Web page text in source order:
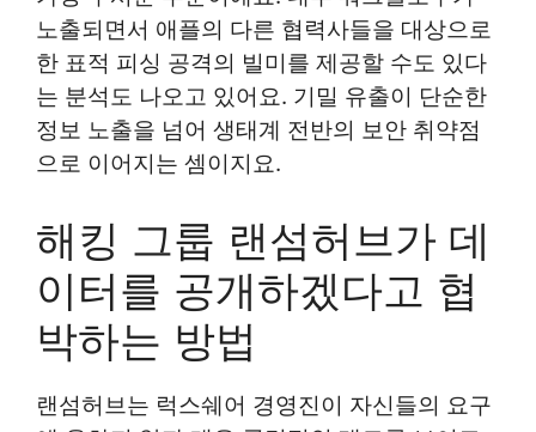
노출되면서 애플의 다른 협력사들을 대상으로
한 표적 피싱 공격의 빌미를 제공할 수도 있다
는 분석도 나오고 있어요. 기밀 유출이 단순한
정보 노출을 넘어 생태계 전반의 보안 취약점
으로 이어지는 셈이지요.
해킹 그룹 랜섬허브가 데
이터를 공개하겠다고 협
박하는 방법
랜섬허브는 럭스쉐어 경영진이 자신들의 요구